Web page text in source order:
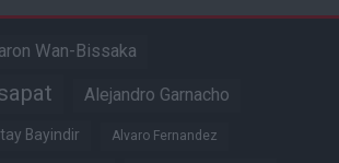
Wan-Bissaka
Alejandro Garnacho
Bayindir Alvaro Fernandez